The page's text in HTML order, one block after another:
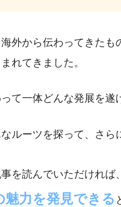
外から伝わってきた
れてきました。
て一体どんな発展を遂
ルーツを探って、さら
を読んでいただければ
魅力を発見できる